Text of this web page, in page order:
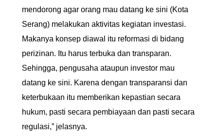
mendorong agar orang mau datang ke sini (Kota
Serang) melakukan aktivitas kegiatan investasi.
Makanya konsep diawal itu reformasi di bidang
perizinan. Itu harus terbuka dan transparan.
Sehingga, pengusaha ataupun investor mau
datang ke sini. Karena dengan transparansi dan
keterbukaan itu memberikan kepastian secara
hukum, pasti secara pembiayaan dan pasti secara
regulasi,” jelasnya.